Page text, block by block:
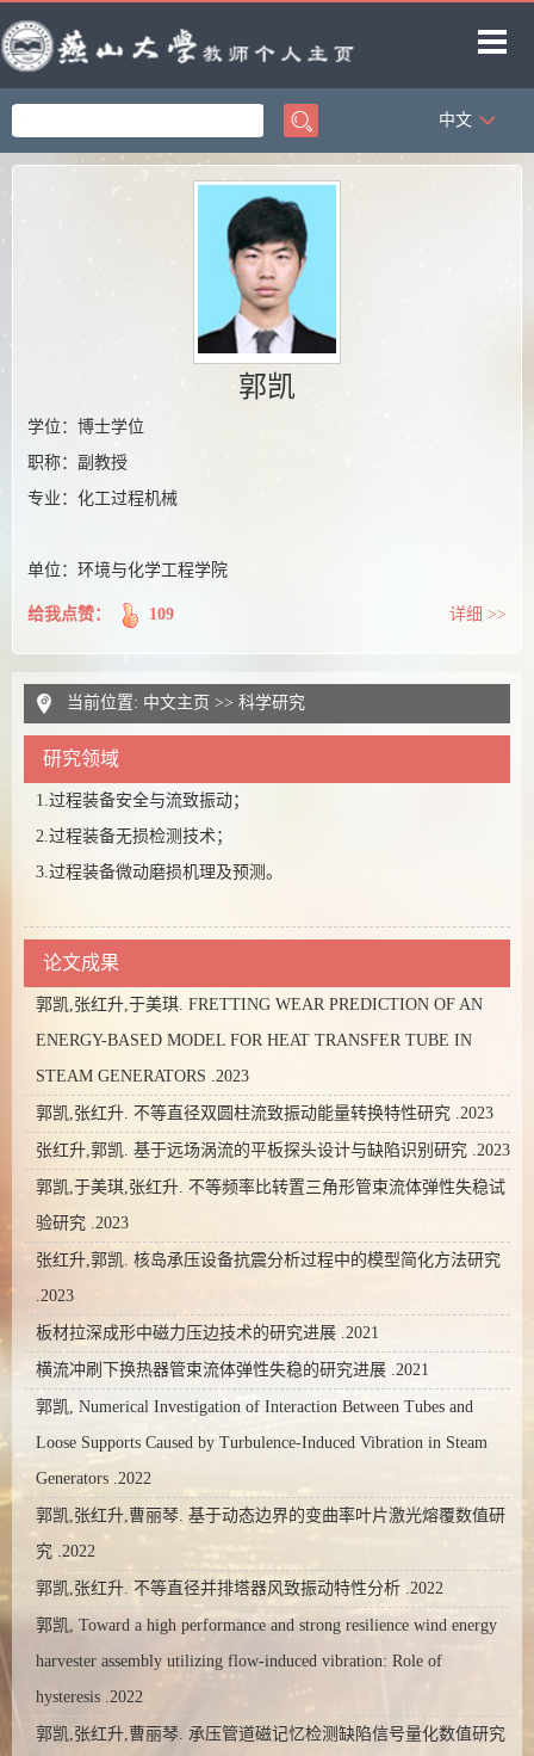
首页
科学研究
中文
郭凯
学位：博士学位
职称：副教授
专业：化工过程机械
单位：环境与化学工程学院
给我点赞： 109 详细 >>
当前位置: 中文主页 >> 科学研究
研究领域
1.过程装备安全与流致振动；
2.过程装备无损检测技术；
3.过程装备微动磨损机理及预测。
论文成果
郭凯,张红升,于美琪. FRETTING WEAR PREDICTION OF AN
ENERGY-BASED MODEL FOR HEAT TRANSFER TUBE IN
STEAM GENERATORS .2023
郭凯,张红升. 不等直径双圆柱流致振动能量转换特性研究 .2023
张红升,郭凯. 基于远场涡流的平板探头设计与缺陷识别研究 .2023
郭凯,于美琪,张红升. 不等频率比转置三角形管束流体弹性失稳试
验研究 .2023
张红升,郭凯. 核岛承压设备抗震分析过程中的模型简化方法研究
.2023
板材拉深成形中磁力压边技术的研究进展 .2021
横流冲刷下换热器管束流体弹性失稳的研究进展 .2021
郭凯, Numerical Investigation of Interaction Between Tubes and
Loose Supports Caused by Turbulence-Induced Vibration in Steam
Generators .2022
郭凯,张红升,曹丽琴. 基于动态边界的变曲率叶片激光熔覆数值研
究 .2022
郭凯,张红升. 不等直径并排塔器风致振动特性分析 .2022
郭凯, Toward a high performance and strong resilience wind energy
harvester assembly utilizing flow-induced vibration: Role of
hysteresis .2022
郭凯,张红升,曹丽琴. 承压管道磁记忆检测缺陷信号量化数值研究